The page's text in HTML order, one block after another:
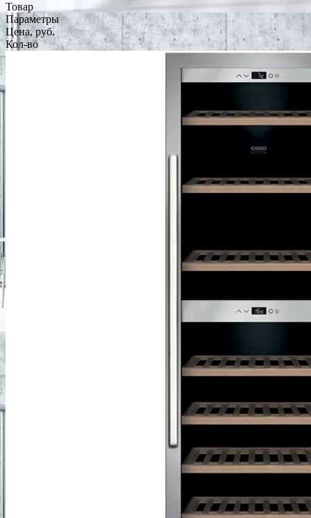
Товар
Параметры
Цена, руб.
Кол-во